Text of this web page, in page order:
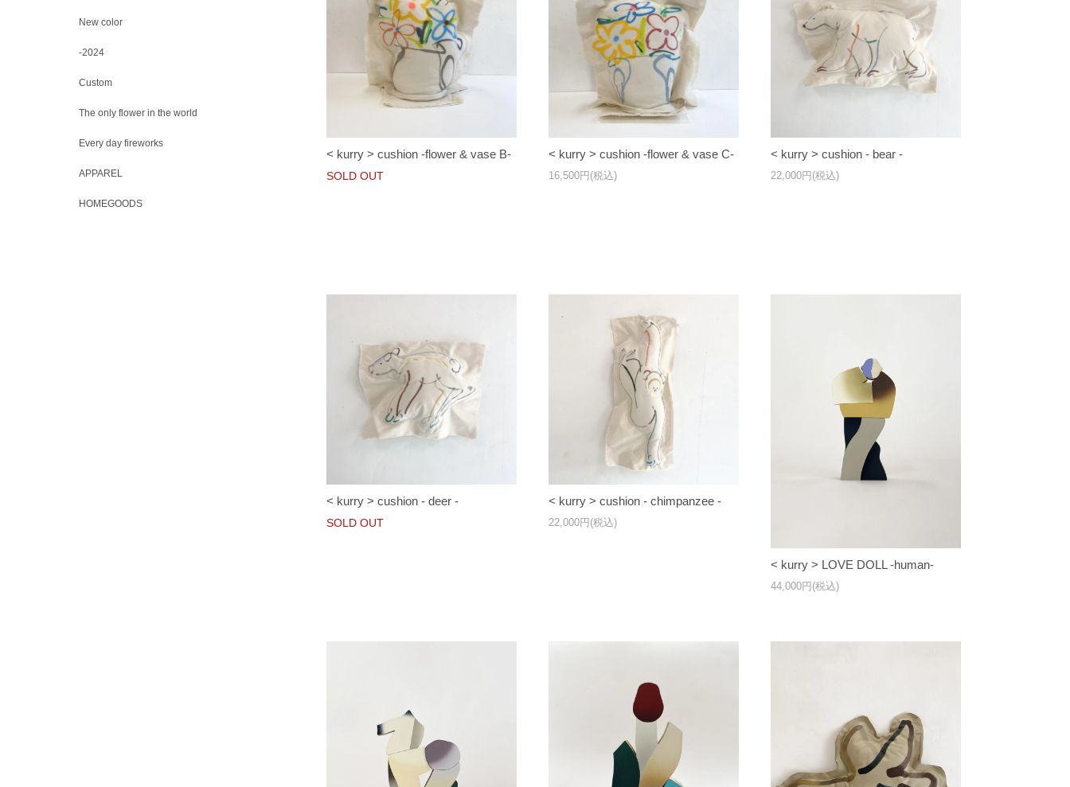
< kurry > cushion -flower & vase B-
SOLD OUT
< kurry > cushion -flower & vase C-
16,500円(税込)
< kurry > cushion - bear -
22,000円(税込)
< kurry > cushion - deer -
SOLD OUT
< kurry > cushion - chimpanzee -
22,000円(税込)
< kurry > LOVE DOLL -human-
44,000円(税込)
New color
-2024
Custom
The only flower in the world
Every day fireworks
APPAREL
HOMEGOODS